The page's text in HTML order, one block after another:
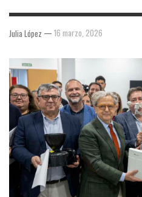
Julia López — 16 marzo, 2026